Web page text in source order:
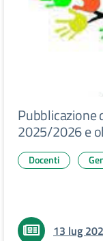
Pubblicazione
2025/2026 e
Docenti
13 lug